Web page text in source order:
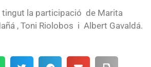
tingut la participació de Marita
, Toni Riolobos i Albert Gavaldá.